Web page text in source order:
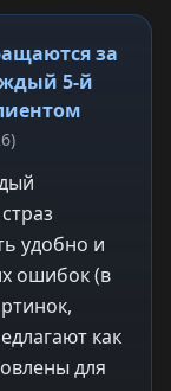
за
5-й
удобно и
ошибок (в
как
для